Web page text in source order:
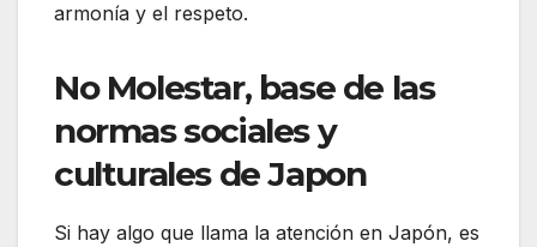
armonía y el respeto.
No Molestar, base de las
normas sociales y
culturales de Japon
Si hay algo que llama la atención en Japón, es